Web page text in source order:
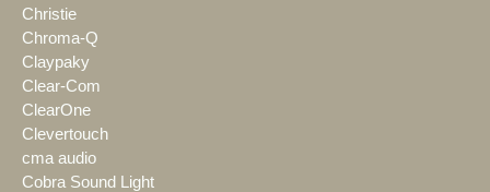
Christie
Chroma-Q
Claypaky
Clear-Com
ClearOne
Clevertouch
cma audio
Cobra Sound Light